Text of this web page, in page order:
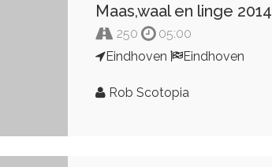
Maas,waal en linge 2014
250
05:00
Eindhoven
Eindhoven
Rob Scotopia